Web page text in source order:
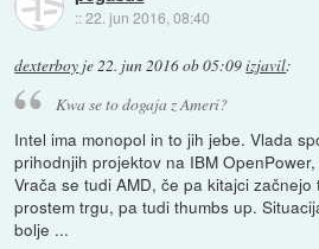
::22. jun 2016, 08:40
dexterboy je22. jun 2016 ob 05:09izjavil:
Kwa se to dogaja z Ameri?
Intel ima monopol in to jih jebe. Vlada
prihodnjih projektov na IBM
Vrača se tudi AMD, če pa kitajci
prostem trgu, pa tudi thumbs up.
bolje ...